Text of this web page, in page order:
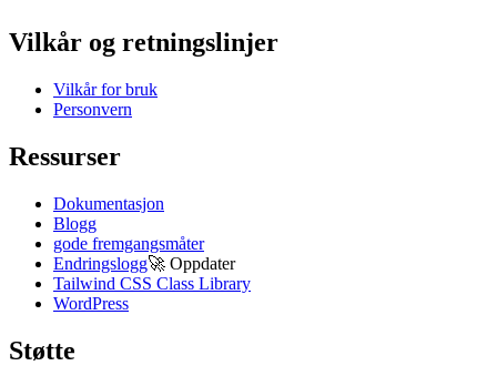
Vilkår og retningslinjer
Vilkår for bruk
Personvern
Ressurser
Dokumentasjon
Blogg
gode fremgangsmåter
Endringslogg🚀 Oppdater
Tailwind CSS Class Library
WordPress
Støtte